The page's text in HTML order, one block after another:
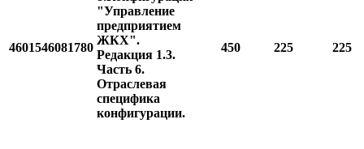
4601546081780
"Управление
предприятием
ЖКХ".
Редакция 1.3.
Часть 6.
Отраслевая
специфика
конфигурации.
450 225 225